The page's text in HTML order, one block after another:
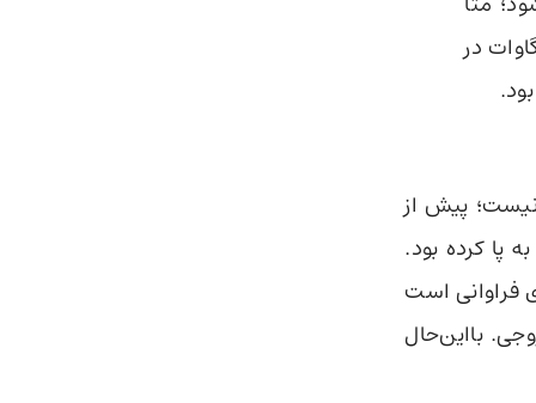
از توربین‌های گاز مدولار با ظرفیت ۲۰۰ مگاوات در
نیست؛ پیش از
پا کرده بود.
است
بااین‌حال